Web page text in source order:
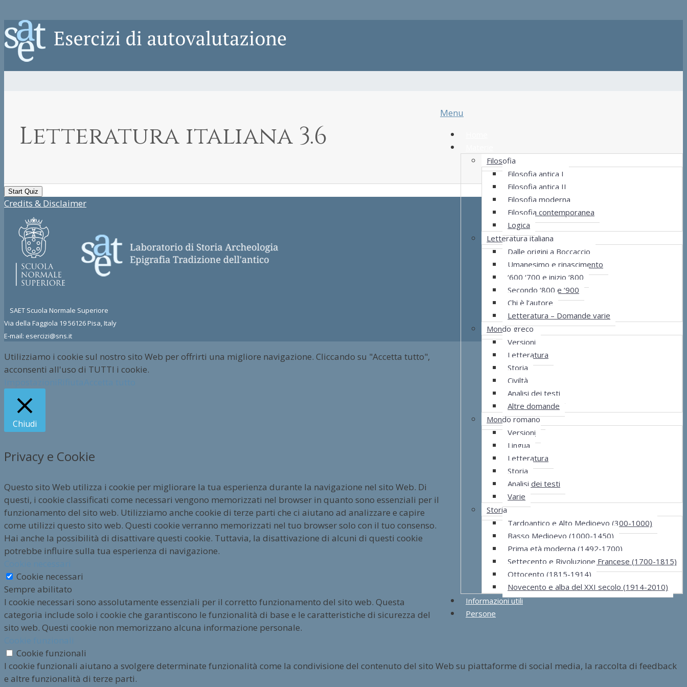
Menu
Filosofia
Filosofia antica I
Filosofia antica II
Filosofia moderna
Filosofia contemporanea
Logica
Letteratura italiana
Dalle origini a Boccaccio
Umanesimo e rinascimento
‘600 ‘700 e inizio ‘800
Secondo ‘800 e ‘900
Chi è l’autore
Letteratura – Domande varie
Mondo greco
Versioni
Letteratura
Storia
Civiltà
Analisi dei testi
Altre domande
Mondo romano
Versioni
Lingua
Letteratura
Storia
Analisi dei testi
Varie
Storia
Tardoantico e Alto Medioevo (300-1000)
Basso Medioevo (1000-1450)
Prima età moderna (1492-1700)
Settecento e Rivoluzione Francese (1700-1815)
Ottocento (1815-1914)
Novecento e alba del XXI secolo (1914-2010)
Informazioni utili
Persone
Letteratura italiana 3.6
Credits & Disclaimer
SAET Scuola Normale Superiore
Via della Faggiola 19 56126 Pisa, Italy
E-mail: esercizi@sns.it
Utilizziamo i cookie sul nostro sito Web per offrirti una migliore navigazione. Cliccando su "Accetta tutto",
acconsenti all'uso di TUTTI i cookie.
Chiudi
Privacy e Cookie
Questo sito Web utilizza i cookie per migliorare la tua esperienza durante la navigazione nel sito Web. Di
questi, i cookie classificati come necessari vengono memorizzati nel browser in quanto sono essenziali per il
funzionamento del sito web. Utilizziamo anche cookie di terze parti che ci aiutano ad analizzare e capire
come utilizzi questo sito web. Questi cookie verranno memorizzati nel tuo browser solo con il tuo consenso.
Hai anche la possibilità di disattivare questi cookie. Tuttavia, la disattivazione di alcuni di questi cookie
potrebbe influire sulla tua esperienza di navigazione.
Cookie necessari
Sempre abilitato
I cookie necessari sono assolutamente essenziali per il corretto funzionamento del sito web. Questa
categoria include solo i cookie che garantiscono le funzionalità di base e le caratteristiche di sicurezza del
sito web. Questi cookie non memorizzano alcuna informazione personale.
Cookie funzionali
I cookie funzionali aiutano a svolgere determinate funzionalità come la condivisione del contenuto del sito Web su piattaforme di social media, la raccolta di feedback
e altre funzionalità di terze parti.